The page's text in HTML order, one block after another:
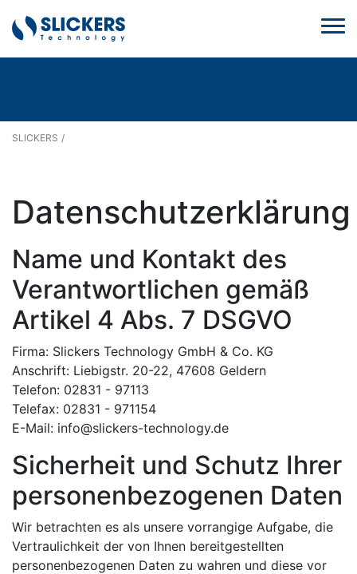
SLICKERS
Datenschutzerklärung
Name und Kontakt des
Verantwortlichen gemäß
Artikel 4 Abs. 7 DSGVO
Firma: Slickers Technology GmbH & Co. KG
Anschrift: Liebigstr. 20-22, 47608 Geldern
Telefon: 02831 - 97113
Telefax: 02831 - 971154
E-Mail: info@slickers-technology.de
Sicherheit und Schutz Ihrer
personenbezogenen Daten
Wir betrachten es als unsere vorrangige Aufgabe, die
Vertraulichkeit der von Ihnen bereitgestellten
personenbezogenen Daten zu wahren und diese vor